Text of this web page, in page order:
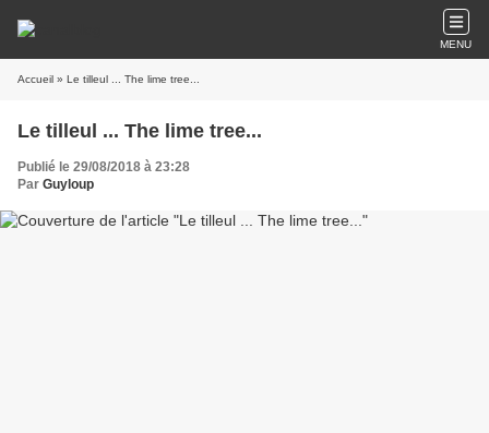
MENU
Accueil » Le tilleul ... The lime tree...
Le tilleul ... The lime tree...
Publié le 29/08/2018 à 23:28
Par Guyloup